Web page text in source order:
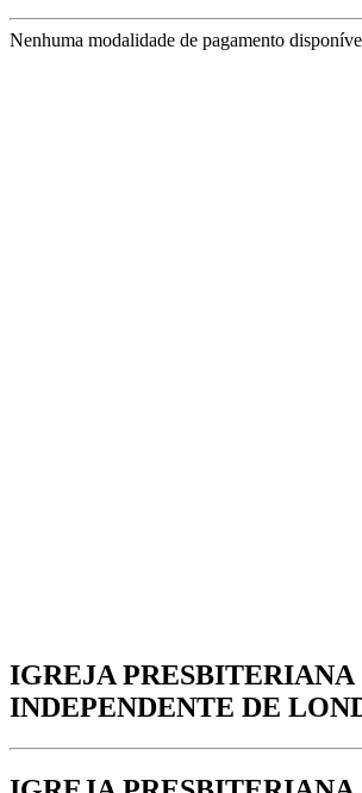
Nenhuma modalidade de pagamento
IGREJA PRESBITERIANA
INDEPENDENTE DE